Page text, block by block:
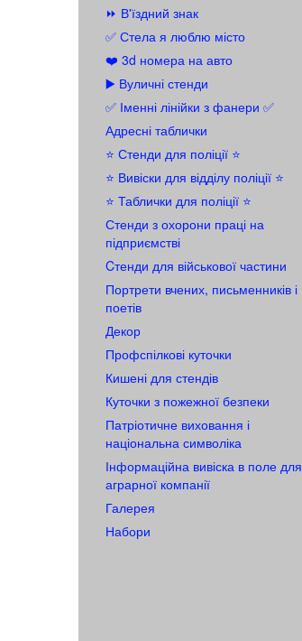
⏩ В'їздний знак
✅ Стела я люблю місто
❤️ 3d номера на авто
▶️ Вуличні стенди
✅ Іменні лінійки з фанери ✅
Адресні таблички
⭐ Стенди для поліції ⭐
⭐️ Вивіски для відділу поліції ⭐️
⭐️ Таблички для поліції ⭐️
Стенди з охорони праці на
підприємстві
Cтенди для військової частини
Портрети вчених, письменників і
поетів
Декор
Профспілкові куточки
Кишені для стендів
Куточки з пожежної безпеки
Патріотичне виховання і
національна символіка
Інформаційна вивіска в поле для
аграрної компанії
Галерея
Набори